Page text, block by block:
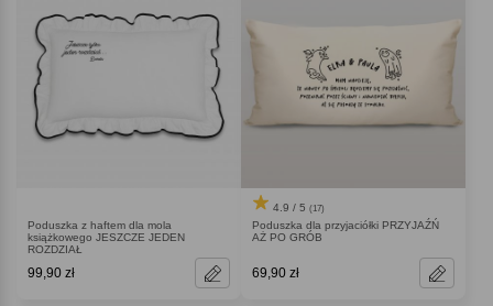
Poduszka z haftem dla mola
książkowego JESZCZE JEDEN
ROZDZIAŁ
99,90 zł
4.9 / 5 (17)
Poduszka dla przyjaciółki PRZYJAŹŃ
AŻ PO GRÓB
69,90 zł